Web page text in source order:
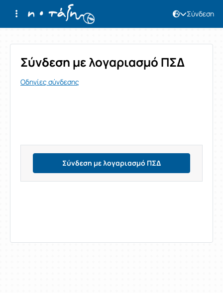
Σύνδεση
Σύνδεση
Σύνδεση με λογαριασμό ΠΣΔ
Οδηγίες σύνδεσης
Σύνδεση με λογαριασμό ΠΣΔ